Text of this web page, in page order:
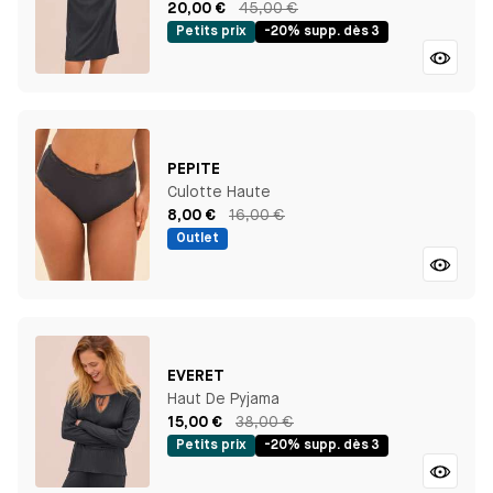
20,00 €
45,00 €
Petits prix -20% supp. dès 3
PEPITE
Culotte Haute
8,00 €
16,00 €
Outlet
EVERET
Haut De Pyjama
15,00 €
38,00 €
Petits prix -20% supp. dès 3